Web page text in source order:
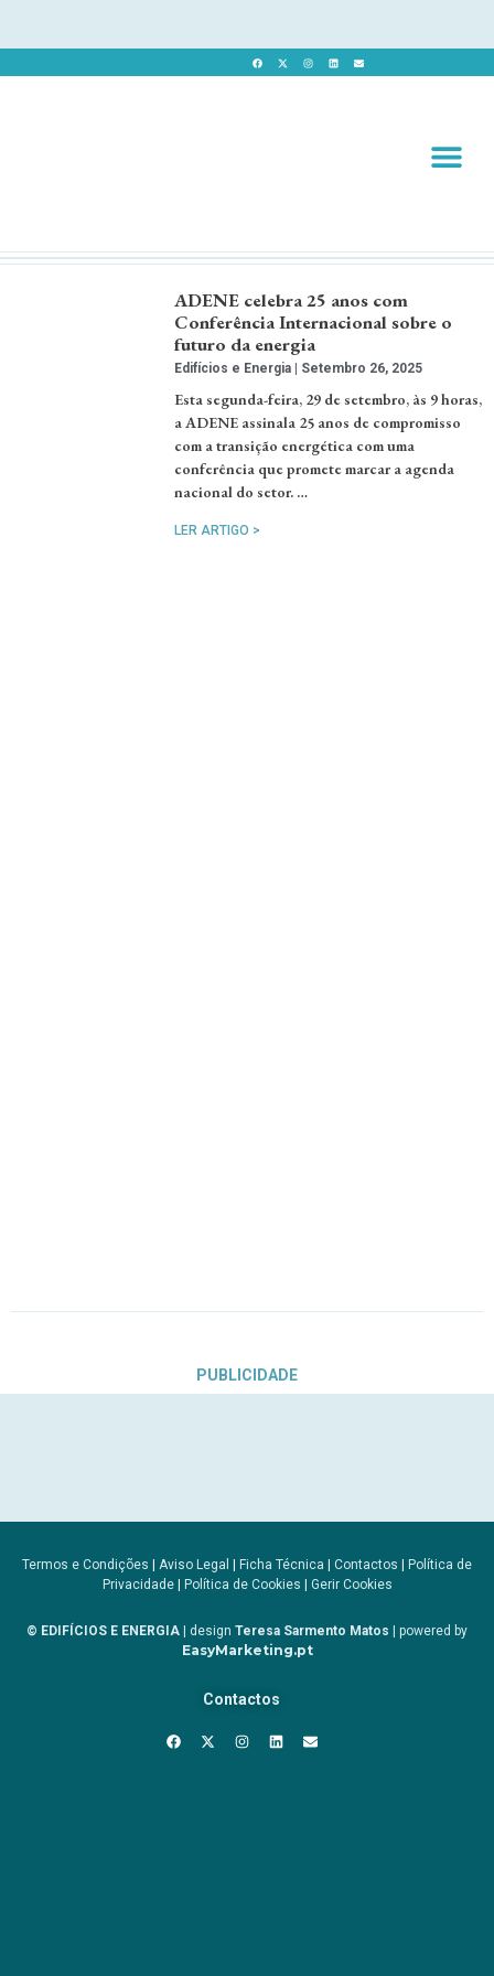
ADENE celebra 25 anos com
Conferência Internacional sobre o
futuro da energia
Edifícios e Energia Setembro 26, 2025
Esta segunda-feira, 29 de setembro, às 9 horas,
a ADENE assinala 25 anos de compromisso
com a transição energética com uma
conferência que promete marcar a agenda
nacional do setor. …
LER ARTIGO >
PUBLICIDADE
Termos e Condições | Aviso Legal | Ficha Técnica | Contactos | Política de
Privacidade| Política de Cookies | Gerir Cookies
© EDIFÍCIOS E ENERGIA | design Teresa Sarmento Matos | powered by
EasyMarketing.pt
Contactos